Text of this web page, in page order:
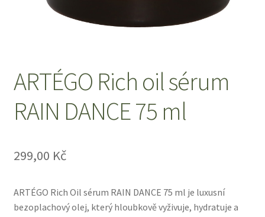
ARTÉGO Rich oil sérum
RAIN DANCE 75 ml
299,00 Kč
ARTÉGO Rich Oil sérum RAIN DANCE 75 ml je luxusní
bezoplachový olej, který hloubkově vyživuje, hydratuje a